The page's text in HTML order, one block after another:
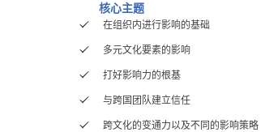
核心主题
在组织内进行影响的基础
多元文化要素的影响
打好影响力的根基
与跨国团队建立信任
跨文化的变通力以及不同的影响策略